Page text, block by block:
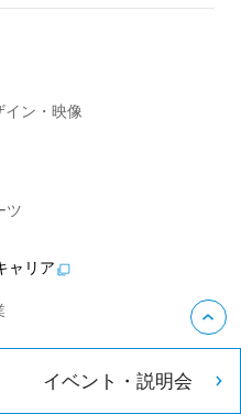
イン・映像
ツ
ャリア
エディング
イベント・説明会